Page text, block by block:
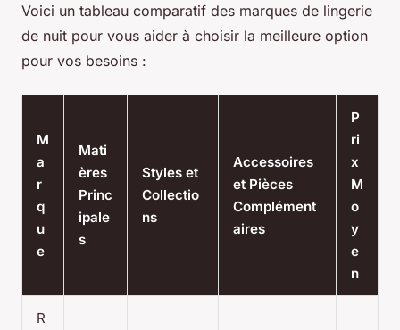
Voici un tableau comparatif des marques de lingerie
de nuit pour vous aider à choisir la meilleure option
pour vos besoins :
M
a
r
q
u
e
Mati
ères
Princ
ipale
s
Styles et
Collectio
ns
Accessoires
et Pièces
Complément
aires
P
ri
x
M
o
y
e
n
R